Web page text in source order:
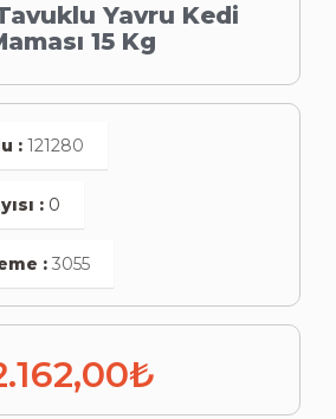
Yavru Kedi
15 Kg
: 121280
: 0
: 3055